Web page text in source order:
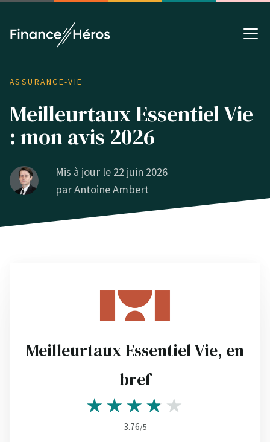
ASSURANCE-VIE
Meilleurtaux Essentiel Vie
: mon avis 2026
Mis à jour le 22 juin 2026
parAntoine Ambert
Meilleurtaux Essentiel Vie, en
bref
3.76/5